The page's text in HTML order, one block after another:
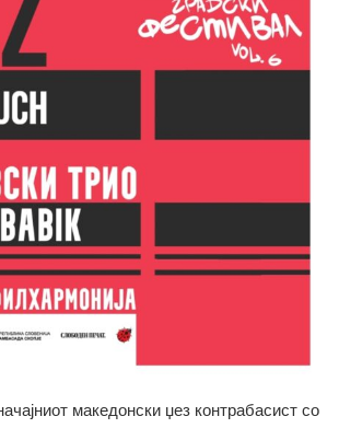
македонски џез контрабасист со